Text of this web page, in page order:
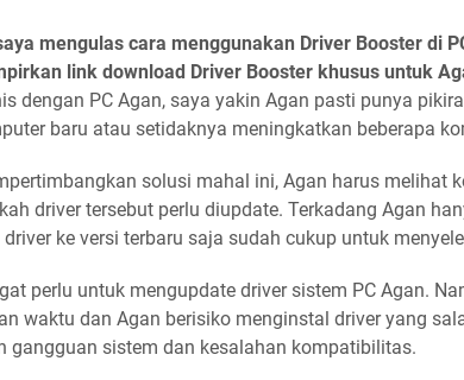
mengulas cara menggunakan Driver Booster di
link download Driver Booster khusus untuk
dengan PC Agan, saya yakin Agan pasti punya
baru atau setidaknya meningkatkan beberapa
solusi mahal ini, Agan harus melihat
driver tersebut perlu diupdate. Terkadang Agan
ke versi terbaru saja sudah cukup untuk
perlu untuk mengupdate driver sistem PC Agan.
waktu dan Agan berisiko menginstal driver yang
gangguan sistem dan kesalahan kompatibilitas.